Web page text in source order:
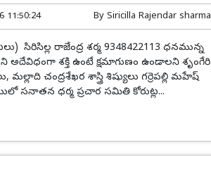
11:50:24 By Siricilla Rajendar sharma
సిరిసిల్ల రాజేంద్ర శర్మ 9348422113 ధనమున్న
అదేవిధంగా శక్తి ఉంటే క్షమాగుణం ఉండాలని శృంగేరి
చంద్రశేఖర శాస్త్రి శిష్యులు గర్రెపల్లి మహేష్
సనాతన ధర్మ ప్రచార సమితి కోరుట్ల...